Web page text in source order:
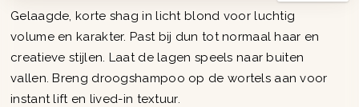
Gelaagde, korte shag in licht blond voor luchtig
volume en karakter. Past bij dun tot normaal haar en
creatieve stijlen. Laat de lagen speels naar buiten
vallen. Breng droogshampoo op de wortels aan voor
instant lift en lived-in textuur.